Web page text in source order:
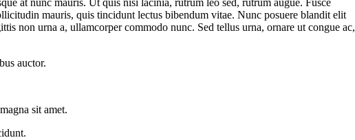
at nunc mauris. Ut quis nisi lacinia, rutrum leo sed, rutrum augue. Fusce
mauris, quis tincidunt lectus bibendum vitae. Nunc posuere blandit elit
non urna a, ullamcorper commodo nunc. Sed tellus urna, ornare ut congue ac,
auctor.
sit amet.